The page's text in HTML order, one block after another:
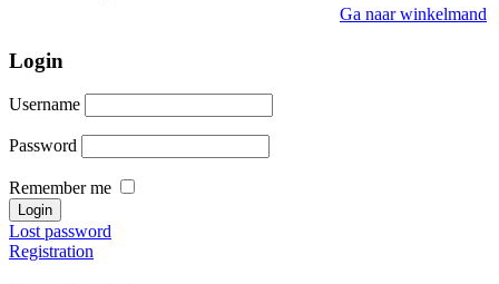
Ga naar winkelmand
Login
Username
Password
Remember me
Lost password
Registration